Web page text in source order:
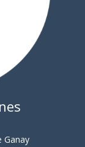
Ganay